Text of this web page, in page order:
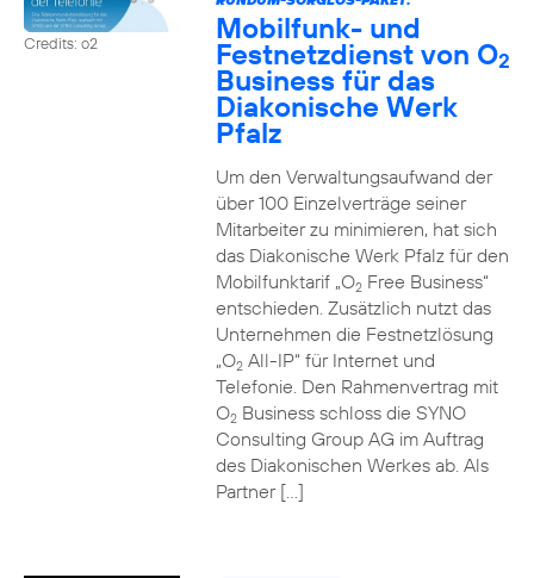
Credits: o2 Mobilfunk- und
Festnetzdienst von O2
Business für das
Diakonische Werk
Pfalz
Um den Verwaltungsaufwand der
über 100 Einzelverträge seiner
Mitarbeiter zu minimieren, hat sich
das Diakonische Werk Pfalz für den
Mobilfunktarif „O2Free Business“
entschieden. Zusätzlich nutzt das
Unternehmen die Festnetzlösung
„O2All-IP“ für Internet und
Telefonie. Den Rahmenvertrag mit
O2Business schloss die SYNO
Consulting Group AG im Auftrag
des Diakonischen Werkes ab. Als
Partner […]